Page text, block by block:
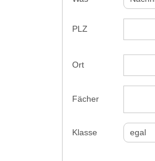
PLZ
Ort
Fächer
Klasse